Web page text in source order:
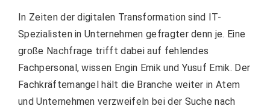
In Zeiten der digitalen Transformation sind IT-
Spezialisten in Unternehmen gefragter denn je. Eine
große Nachfrage trifft dabei auf fehlendes
Fachpersonal, wissen Engin Emik und Yusuf Emik. Der
Fachkräftemangel hält die Branche weiter in Atem
und Unternehmen verzweifeln bei der Suche nach